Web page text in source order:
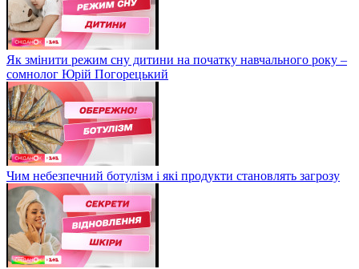
Як змінити режим сну дитини на початку навчального року –
сомнолог Юрій Погорецький
Чим небезпечний ботулізм і які продукти становлять загрозу